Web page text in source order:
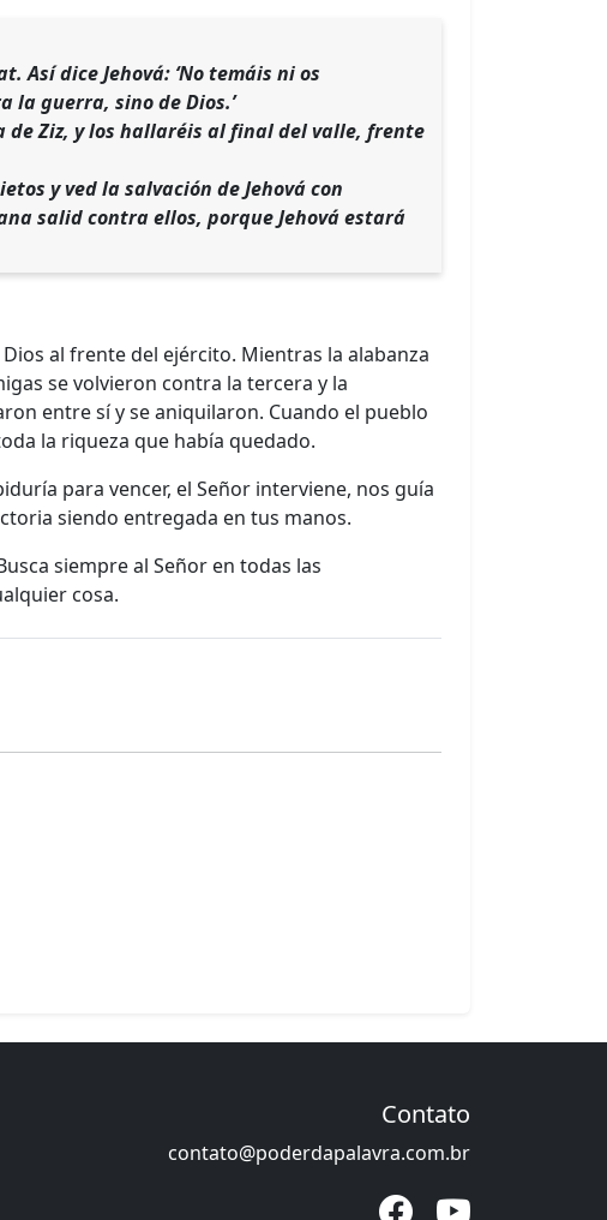
Así dice Jehová: ‘No temáis ni os
guerra, sino de Dios.’
de Ziz, y los hallaréis al final del valle, frente
y ved la salvación de Jehová con
salid contra ellos, porque Jehová estará
al frente del ejército. Mientras la alabanza
se volvieron contra la tercera y la
entre sí y se aniquilaron. Cuando el pueblo
la riqueza que había quedado.
para vencer, el Señor interviene, nos guía
siendo entregada en tus manos.
siempre al Señor en todas las
cosa.
Contato
contato@poderdapalavra.com.br